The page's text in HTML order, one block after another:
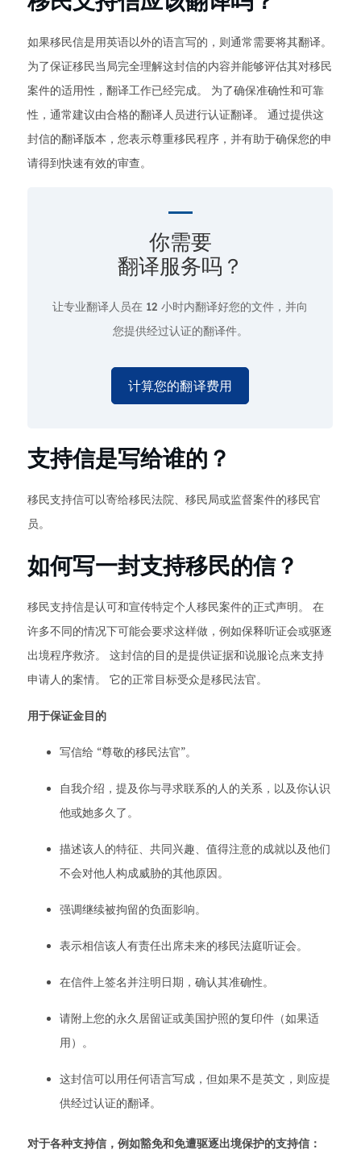
如果移民信是用英语以外的语言写的，则通常需要将其翻译。
为了保证移民当局完全理解这封信的内容并能够评估其对移民
案件的适用性，翻译工作已经完成。 为了确保准确性和可靠
性，通常建议由合格的翻译人员进行认证翻译。 通过提供这
封信的翻译版本，您表示尊重移民程序，并有助于确保您的申
请得到快速有效的审查。
你需要
翻译服务吗？
让专业翻译人员在 12 小时内翻译好您的文件，并向
您提供经过认证的翻译件。
计算您的翻译费用
支持信是写给谁的？
移民支持信可以寄给移民法院、移民局或监督案件的移民官
员。
如何写一封支持移民的信？
移民支持信是认可和宣传特定个人移民案件的正式声明。 在
许多不同的情况下可能会要求这样做，例如保释听证会或驱逐
出境程序救济。 这封信的目的是提供证据和说服论点来支持
申请人的案情。 它的正常目标受众是移民法官。
用于保证金目的
写信给 “尊敬的移民法官”。
自我介绍，提及你与寻求联系的人的关系，以及你认识
他或她多久了。
描述该人的特征、共同兴趣、值得注意的成就以及他们
不会对他人构成威胁的其他原因。
强调继续被拘留的负面影响。
表示相信该人有责任出席未来的移民法庭听证会。
在信件上签名并注明日期，确认其准确性。
请附上您的永久居留证或美国护照的复印件（如果适
用）。
这封信可以用任何语言写成，但如果不是英文，则应提
供经过认证的翻译。
对于各种支持信，例如豁免和免遭驱逐出境保护的支持信：